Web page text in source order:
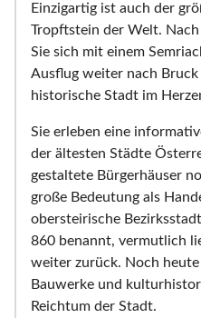
Einzigartig ist auch der
Tropftstein der Welt.
Sie sich mit einem
Ausflug weiter nach
historische Stadt im
Sie erleben eine
der ältesten Städte
gestaltete Bürgerhäuser
große Bedeutung als
obersteirische
860 benannt, vermutlich
weiter zurück. Noch
Bauwerke und
Reichtum der Stadt.